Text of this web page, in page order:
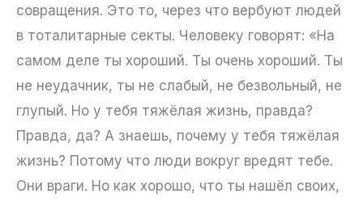
совращения. Это то, через что вербуют людей
в тоталитарные секты. Человеку говорят: «На
самом деле ты хороший. Ты очень хороший. Ты
не неудачник, ты не слабый, не безвольный, не
глупый. Но у тебя тяжёлая жизнь, правда?
Правда, да? А знаешь, почему у тебя тяжёлая
жизнь? Потому что люди вокруг вредят тебе.
Они враги. Но как хорошо, что ты нашёл своих,